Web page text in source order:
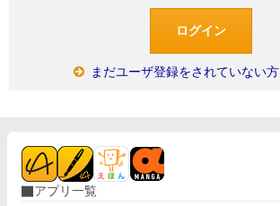
まだユーザ登録をされていない
アプリ一覧